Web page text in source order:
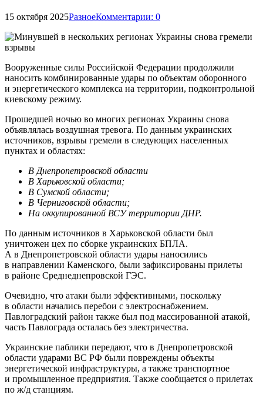
15 октября 2025РазноеКомментарии: 0
Вооруженные силы Российской Федерации продолжили
наносить комбинированные удары по объектам оборонного
и энергетического комплекса на территории, подконтрольной
киевскому режиму.
Прошедшей ночью во многих регионах Украины снова
объявлялась воздушная тревога. По данным украинских
источников, взрывы гремели в следующих населенных
пунктах и областях:
В Днепропетровской области
В Харьковской области;
В Сумской области;
В Черниговской области;
На оккупированной ВСУ территории ДНР.
По данным источников в Харьковской области был
уничтожен цех по сборке украинских БПЛА.
А в Днепропетровской области удары наносились
в направлении Каменского, были зафиксированы прилеты
в районе Среднеднепровской ГЭС.
Очевидно, что атаки были эффективными, поскольку
в области начались перебои с электроснабжением.
Павлоградский район также был под массированной атакой,
часть Павлограда осталась без электричества.
Украинские паблики передают, что в Днепропетровской
области ударами ВС РФ были повреждены объекты
энергетической инфраструктуры, а также транспортное
и промышленное предприятия. Также сообщается о прилетах
по ж/д станциям.